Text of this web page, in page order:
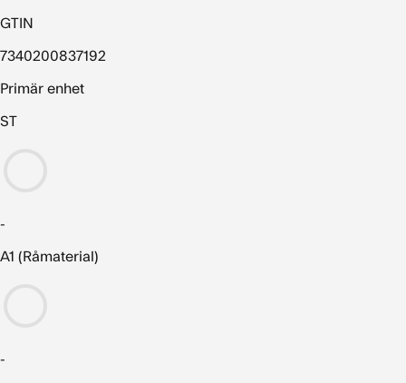
GTIN
7340200837192
Primär enhet
ST
-
A1 (Råmaterial)
-